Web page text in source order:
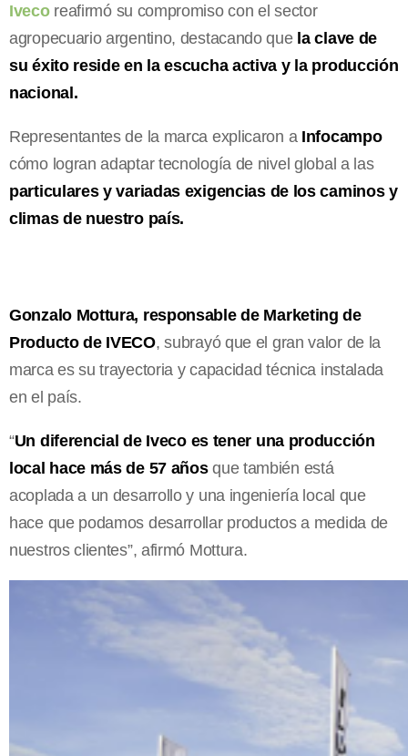
Ivecoreafirmó su compromiso con el sector
agropecuario argentino, destacando quela clave de
su éxito reside en la escucha activa y la producción
nacional.
Representantes de la marca explicaron a Infocampo
cómo logran adaptar tecnología de nivel global a las
particulares y variadas exigencias de los caminos y
climas de nuestro país.
Gonzalo Mottura, responsable de Marketing de
Producto de IVECO, subrayó que el gran valor de la
marca es su trayectoria y capacidad técnica instalada
en el país.
“Un diferencial de Iveco es tener una producción
local hace más de 57 añosque también está
acoplada a un desarrollo y una ingeniería local que
hace que podamos desarrollar productos a medida de
nuestros clientes”, afirmó Mottura.